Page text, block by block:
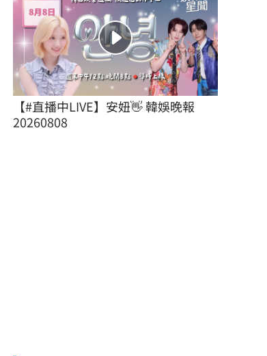
【#直播中LIVE】安妞👋 韓娛晚報
20260808